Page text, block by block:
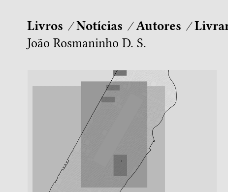
Livros Notícias Autores
João Rosmaninho D. S.